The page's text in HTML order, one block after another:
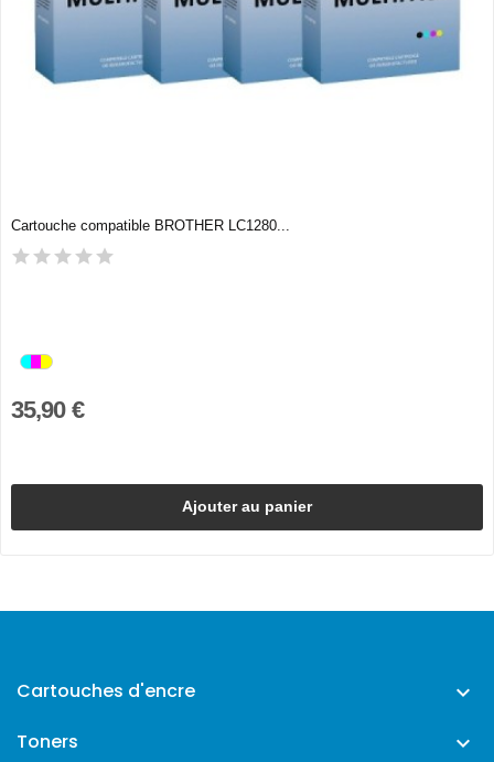
Cartouche compatible BROTHER LC1280...
35,90 €
Ajouter au panier
Cartouches d'encre 
Toners 